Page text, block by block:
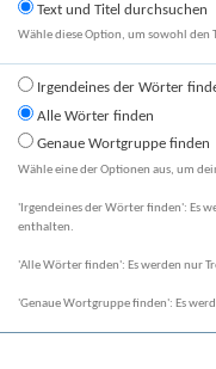
Text und Titel durchsuchen
Wähle diese Option, um sowohl den
Irgendeines der Wörter
Alle Wörter finden
Genaue Wortgruppe finden
Wähle eine der Optionen aus, um
'Irgendeines der Wörter finden': Es
enthalten.
'Alle Wörter finden': Es werden nur
'Genaue Wortgruppe finden': Es